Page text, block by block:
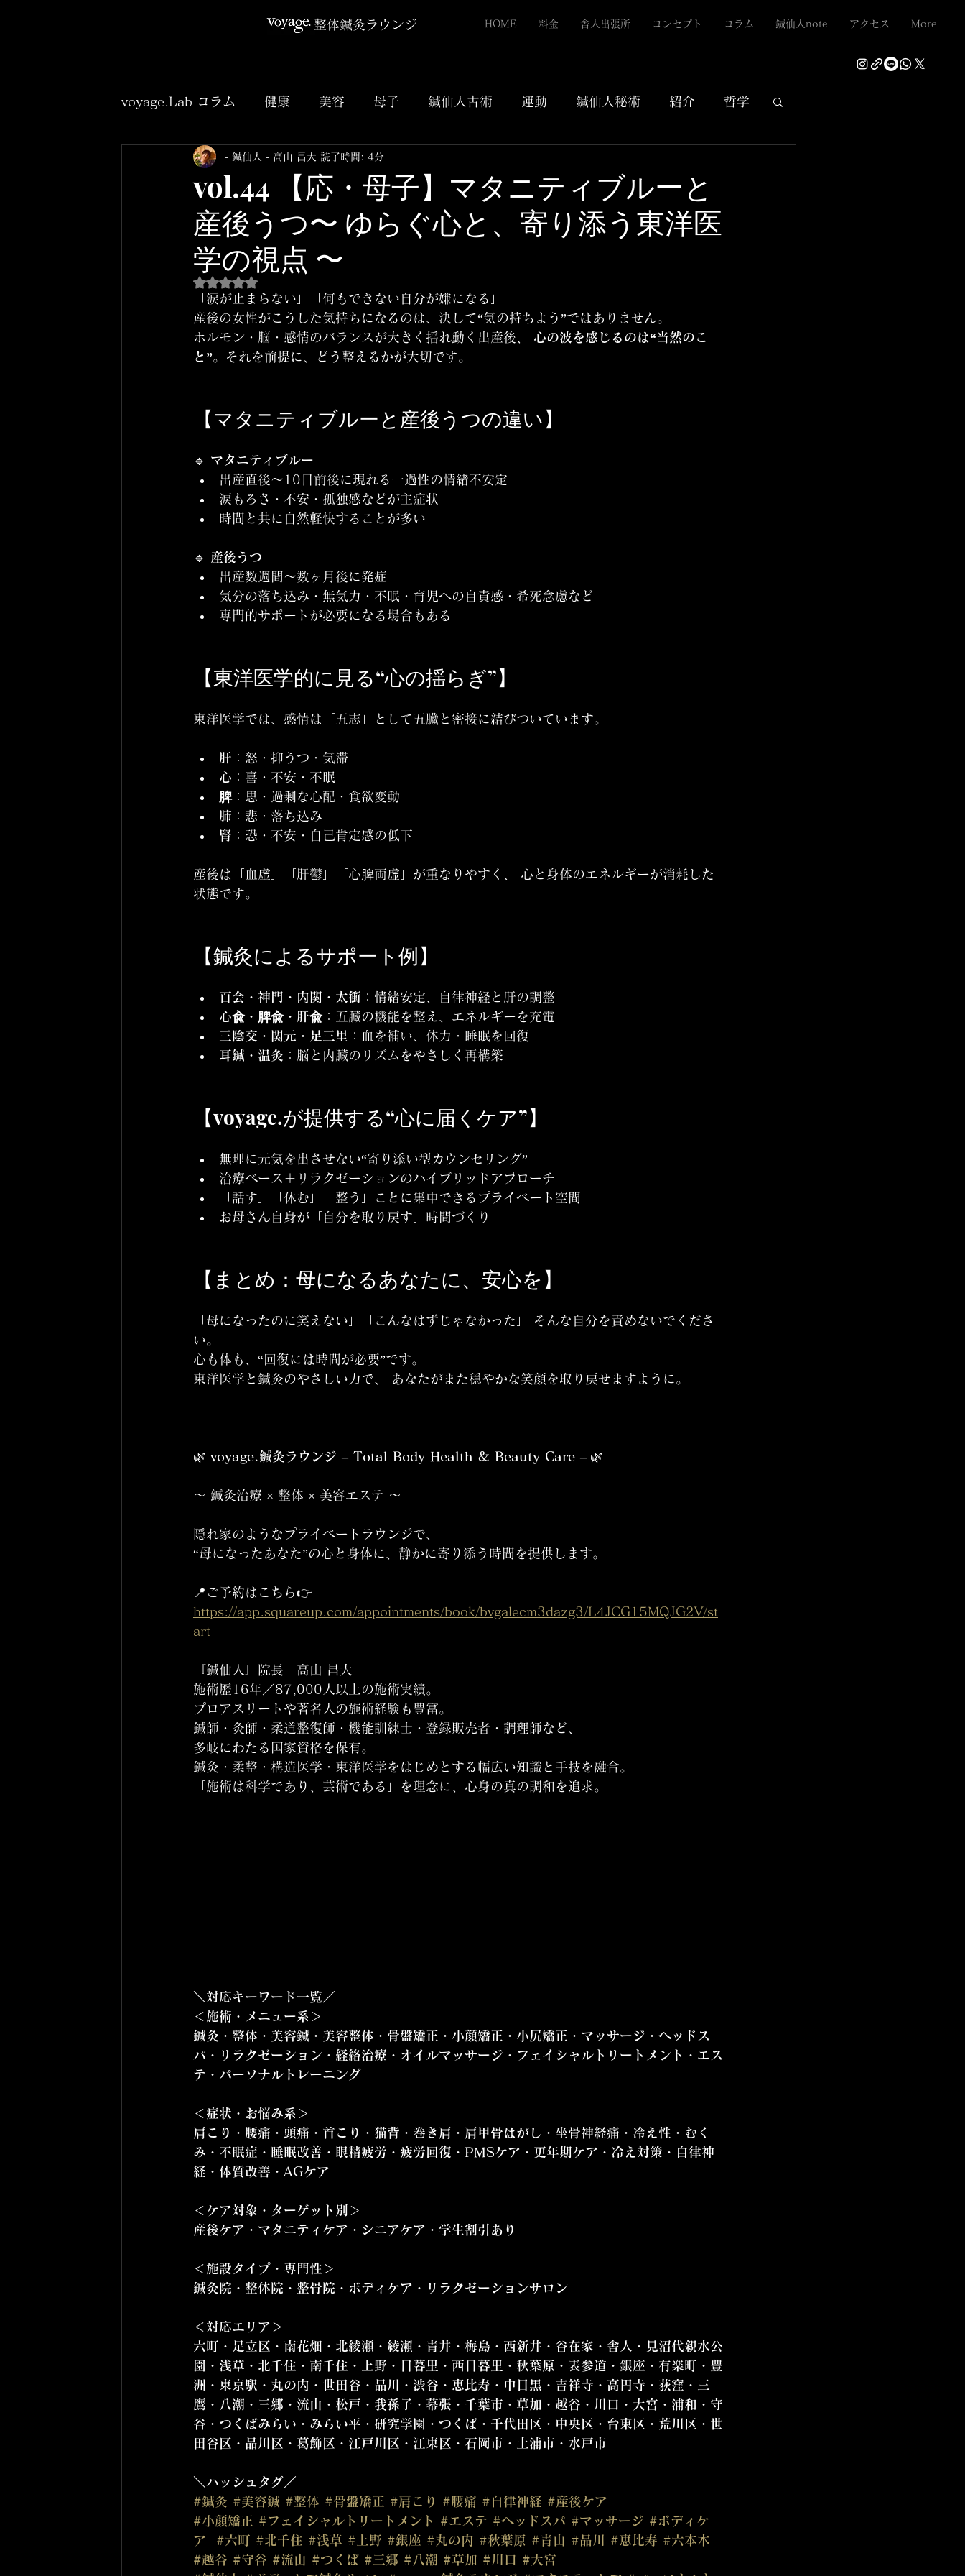
整体鍼灸ラウンジ HOME 料金 舎人出張所 コンセプト コラム 鍼仙人note アクセス More
voyage.Lab コラム 健康 美容 母子 鍼仙人古術 運動 鍼仙人秘術 紹介 哲学
アニメ 小説
vol.44 【応・母子】マタニティブルーと
産後うつ〜 ゆらぐ心と、寄り添う東洋医
学の視点 〜
- 鍼仙人 - 高山 昌大 読了時間: 4分
5つ星のうちNaNと評価されています。
「涙が止まらない」「何もできない自分が嫌になる」
産後の女性がこうした気持ちになるのは、決して“気の持ちよう”ではありません。
ホルモン・脳・感情のバランスが大きく揺れ動く出産後、 心の波を感じるのは“当然のこ
と”。それを前提に、どう整えるかが大切です。
【マタニティブルーと産後うつの違い】
🔹 マタニティブルー
出産直後〜10日前後に現れる一過性の情緒不安定
涙もろさ・不安・孤独感などが主症状
時間と共に自然軽快することが多い
🔹
産後うつ
出産数週間〜数ヶ月後に発症
気分の落ち込み・無気力・不眠・育児への自責感・希死念慮など
専門的サポートが必要になる場合もある
【東洋医学的に見る“心の揺らぎ”】
東洋医学では、感情は「五志」として五臓と密接に結びついています。
肝 ：怒・抑うつ・気滞
心 ：喜・不安・不眠
脾：思・過剰な心配・食欲変動
肺 ：悲・落ち込み
腎 ：恐・不安・自己肯定感の低下
産後は「血虚」「肝鬱」「心脾両虚」が重なりやすく、 心と身体のエネルギーが消耗した
状態です。
【鍼灸によるサポート例】
百会・神門・内関・太衝 ：情緒安定、自律神経と肝の調整
心兪・脾兪・肝兪：五臓の機能を整え、エネルギーを充電
三陰交・関元・足三里 ：血を補い、体力・睡眠を回復
耳鍼・温灸 ：脳と内臓のリズムをやさしく再構築
【voyage.が提供する“心に届くケア”】
無理に元気を出させない“寄り添い型カウンセリング”
治療ベース＋リラクゼーションのハイブリッドアプローチ
「話す」「休む」「整う」ことに集中できるプライベート空間
お母さん自身が「自分を取り戻す」時間づくり
【まとめ：母になるあなたに、安心を】
「母になったのに笑えない」「こんなはずじゃなかった」 そんな自分を責めないでくださ
い。
心も体も、“回復には時間が必要”です。
東洋医学と鍼灸のやさしい力で、 あなたがまた穏やかな笑顔を取り戻せますように。
🌿 voyage.鍼灸ラウンジ – Total Body Health & Beauty Care – 🌿
〜 鍼灸治療 × 整体 × 美容エステ 〜
隠れ家のようなプライベートラウンジで、
“母になったあなた”の心と身体に、静かに寄り添う時間を提供します。
📍ご予約はこちら👉
https://app.squareup.com/appointments/book/bvgalecm3dazg3/L4JCG15MQJG2V/st
art
『鍼仙人』院長　高山 昌大
施術歴16年／87,000人以上の施術実績。
プロアスリートや著名人の施術経験も豊富。
鍼師・灸師・柔道整復師・機能訓練士・登録販売者・調理師など、
多岐にわたる国家資格を保有。
鍼灸・柔整・構造医学・東洋医学をはじめとする幅広い知識と手技を融合。
「施術は科学であり、芸術である」を理念に、心身の真の調和を追求。
＼対応キーワード一覧／
＜施術・メニュー系＞
鍼灸・整体・美容鍼・美容整体・骨盤矯正・小顔矯正・小尻矯正・マッサージ・ヘッドス
パ・リラクゼーション・経絡治療・オイルマッサージ・フェイシャルトリートメント・エス
テ・パーソナルトレーニング
＜症状・お悩み系＞
肩こり・腰痛・頭痛・首こり・猫背・巻き肩・肩甲骨はがし・坐骨神経痛・冷え性・むく
み・不眠症・睡眠改善・眼精疲労・疲労回復・PMSケア・更年期ケア・冷え対策・自律神
経・体質改善・AGケア
＜ケア対象・ターゲット別＞
産後ケア・マタニティケア・シニアケア・学生割引あり
＜施設タイプ・専門性＞
鍼灸院・整体院・整骨院・ボディケア・リラクゼーションサロン
＜対応エリア＞
六町・足立区・南花畑・北綾瀬・綾瀬・青井・梅島・西新井・谷在家・舎人・見沼代親水公
園・浅草・北千住・南千住・上野・日暮里・西日暮里・秋葉原・表参道・銀座・有楽町・豊
洲・東京駅・丸の内・世田谷・品川・渋谷・恵比寿・中目黒・吉祥寺・高円寺・荻窪・三
鷹・八潮・三郷・流山・松戸・我孫子・幕張・千葉市・草加・越谷・川口・大宮・浦和・守
谷・つくばみらい・みらい平・研究学園・つくば・千代田区・中央区・台東区・荒川区・世
田谷区・品川区・葛飾区・江戸川区・江東区・石岡市・土浦市・水戸市
＼ハッシュタグ／
#鍼灸 #美容鍼 #整体 #骨盤矯正 #肩こり #腰痛 #自律神経 #産後ケア
#小顔矯正 #フェイシャルトリートメント #エステ #ヘッドスパ #マッサージ #ボディケ
ア
#六町 #北千住 #浅草 #上野 #銀座 #丸の内 #秋葉原 #青山 #品川 #恵比寿 #六本木
#越谷 #守谷 #流山 #つくば #三郷 #八潮 #草加 #川口 #大宮